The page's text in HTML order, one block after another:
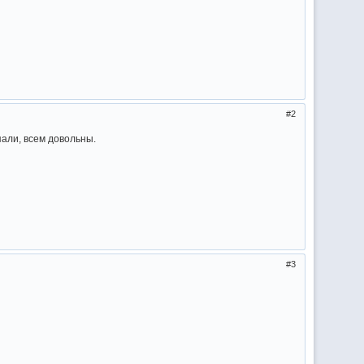
2
всем довольны.
3